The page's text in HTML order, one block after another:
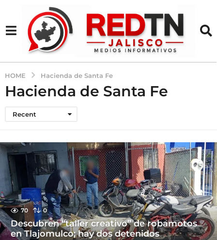
HOME Hacienda de Santa Fe
Hacienda de Santa Fe
Recent
70 0
Descubren “taller creativo” de robamotos
en Tlajomulco; hay dos detenidos